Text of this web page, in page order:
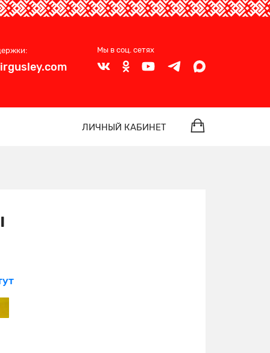
Мы в соц. сетях
ЛИЧНЫЙ КАБИНЕТ